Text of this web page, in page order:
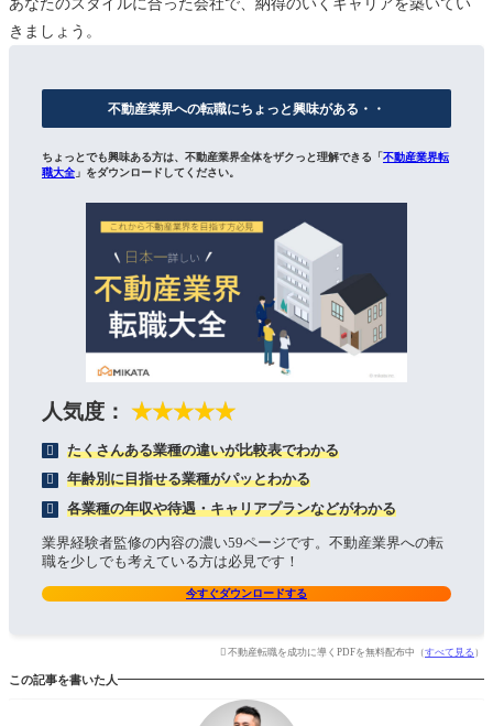
あなたのスタイルに合った会社で、納得のいくキャリアを築いてい
きましょう。
不動産業界への転職にちょっと興味がある・・
ちょっとでも興味ある方は、不動産業界全体をザクっと理解できる「不動産業界転
職大全 」をダウンロードしてください。
人気度： ★★★★★
たくさんある業種の違いが比較表でわかる
年齢別に目指せる業種がパッとわかる
各業種の年収や待遇・キャリアプランなどがわかる
業界経験者監修の内容の濃い59ページです。不動産業界への転
職を少しでも考えている方は必見です！
今すぐダウンロードする
不動産転職を成功に導くPDFを無料配布中（すべて見る ）
この記事を書いた人